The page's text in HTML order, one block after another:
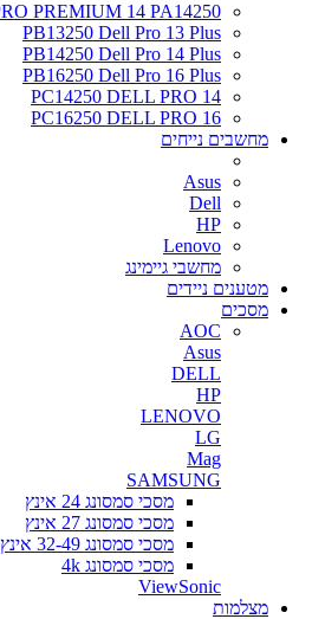
PREMIUM 14 PA14250
PB13250 Dell Pro 13 Plus
PB14250 Dell Pro 14 Plus
PB16250 Dell Pro 16 Plus
PC14250 DELL PRO 14
PC16250 DELL PRO 16
מחשבים נייחים
Asus
Dell
HP
Lenovo
מחשבי גיימינג
מטענים ניידים
מסכים
AOC
Asus
DELL
HP
LENOVO
LG
Mag
SAMSUNG
מסכי סמסונג 24 אינץ
מסכי סמסונג 27 אינץ
מסכי סמסונג 32-49 אינץ
מסכי סמסונג 4k
ViewSonic
מצלמות